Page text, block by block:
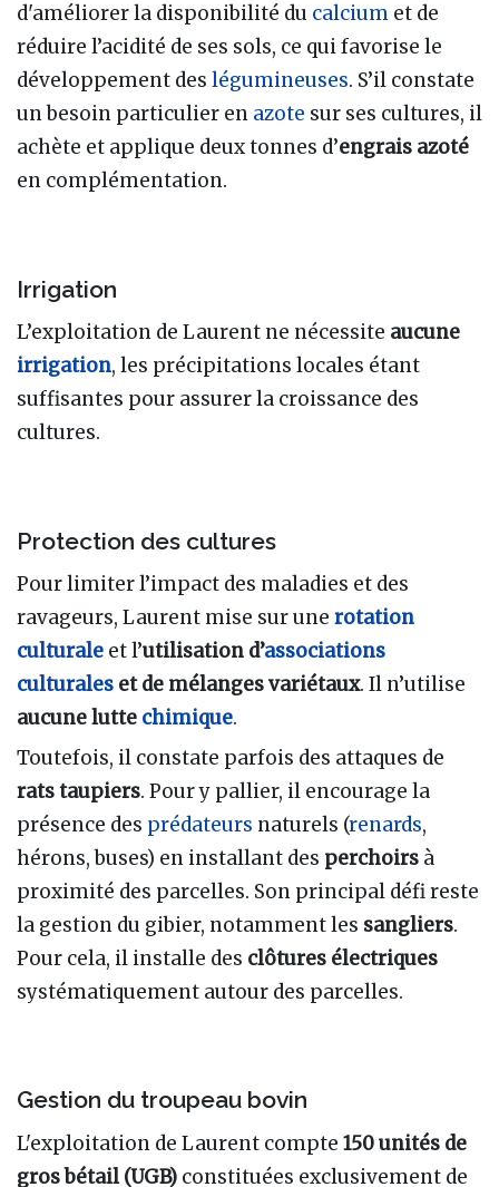
d'améliorer la disponibilité du calcium et de
réduire l’acidité de ses sols, ce qui favorise le
développement des légumineuses. S’il constate
un besoin particulier en azote sur ses cultures, il
achète et applique deux tonnes d’engrais azoté
en complémentation.
Irrigation
L’exploitation de Laurent ne nécessite aucune
irrigation, les précipitations locales étant
suffisantes pour assurer la croissance des
cultures.
Protection des cultures
Pour limiter l’impact des maladies et des
ravageurs, Laurent mise sur une rotation
culturale et l’utilisation d’associations
culturales et de mélanges variétaux. Il n’utilise
aucune lutte chimique.
Toutefois, il constate parfois des attaques de
rats taupiers. Pour y pallier, il encourage la
présence des prédateurs naturels (renards,
hérons, buses) en installant des perchoirs à
proximité des parcelles. Son principal défi reste
la gestion du gibier, notamment les sangliers.
Pour cela, il installe des clôtures électriques
systématiquement autour des parcelles.
Gestion du troupeau bovin
L'exploitation de Laurent compte 150 unités de
gros bétail (UGB) constituées exclusivement de